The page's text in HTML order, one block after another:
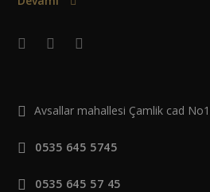
Avsallar mahallesi Çamlik cad
0535 645 5745
0535 645 57 45